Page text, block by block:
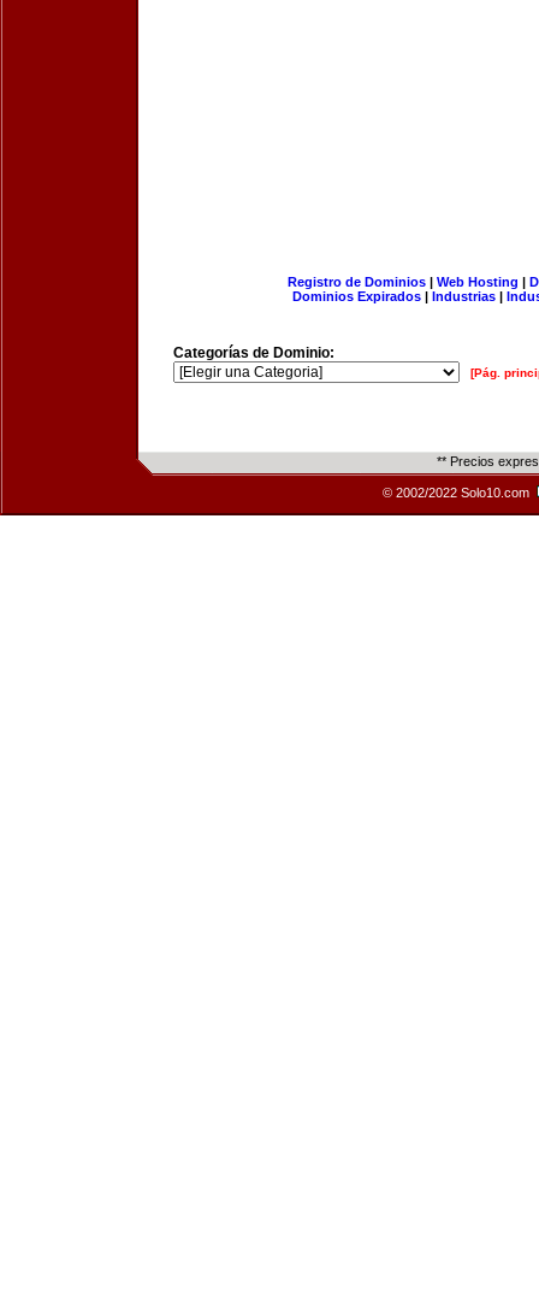
Registro de Dominios| Web Hosting |
Dominios Expirados | Industrias |
Categorías de Dominio:
[Pág.
** Precios
© 2002/2022 Solo10.com